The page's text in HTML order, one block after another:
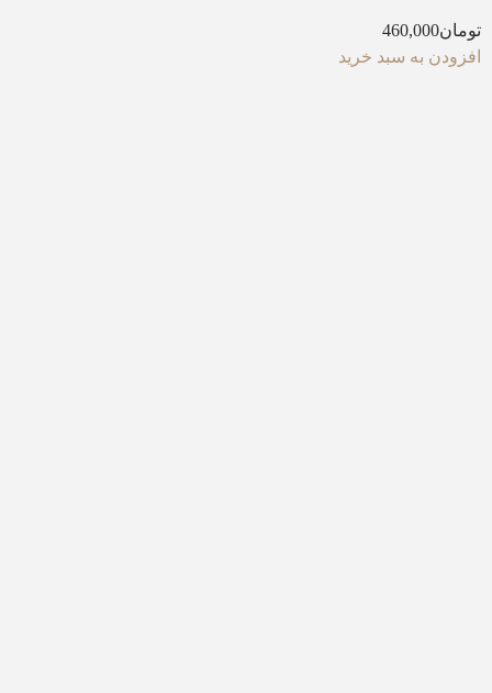
تومان460,000
افزودن به سبد خرید